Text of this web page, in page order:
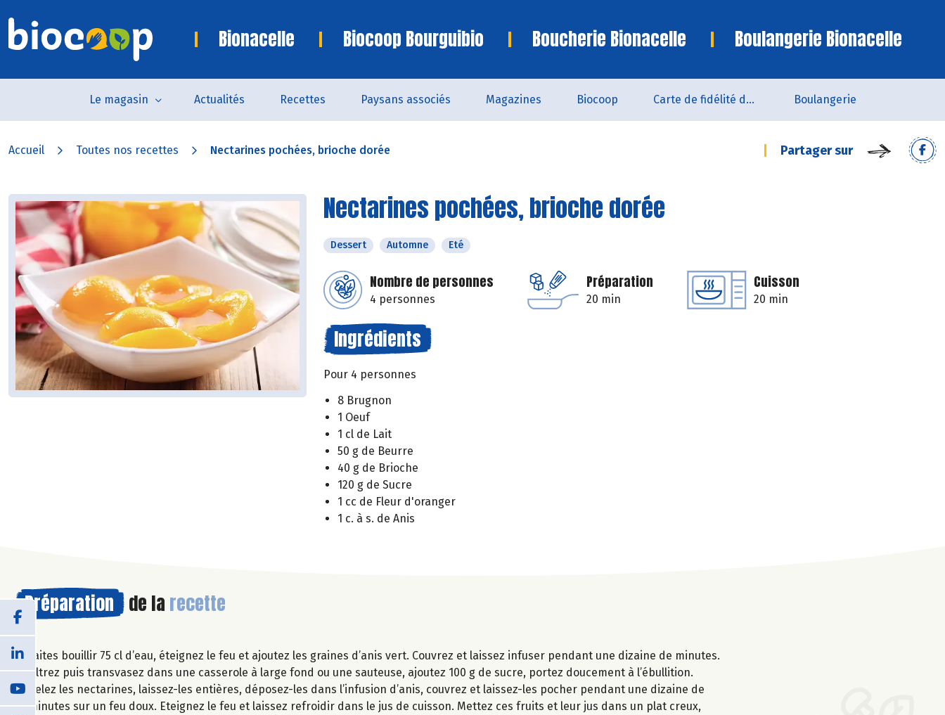
Bionacelle Biocoop Bourguibio Boucherie Bionacelle Boulangerie Bionacelle
Le magasin Actualités Recettes Paysans associés Magazines Biocoop Carte de fidélité du magasin Boulangerie
Accueil Toutes nos recettes Nectarines pochées, brioche dorée Partager sur
Nectarines pochées, brioche dorée
Dessert Automne Eté
Nombre de personnes
4 personnes
Préparation
20 min
Cuisson
20 min
Ingrédients
Pour 4 personnes
8 Brugnon
1 Oeuf
1 cl de Lait
50 g de Beurre
40 g de Brioche
120 g de Sucre
1 cc de Fleur d'oranger
1 c. à s. de Anis
Préparation de la recette
Faites bouillir 75 cl d’eau, éteignez le feu et ajoutez les graines d’anis vert. Couvrez et laissez infuser pendant une dizaine de minutes.
Filtrez puis transvasez dans une casserole à large fond ou une sauteuse, ajoutez 100 g de sucre, portez doucement à l’ébullition.
Pelez les nectarines, laissez-les entières, déposez-les dans l’infusion d’anis, couvrez et laissez-les pocher pendant une dizaine de
minutes sur un feu doux. Eteignez le feu et laissez refroidir dans le jus de cuisson. Mettez ces fruits et leur jus dans un plat creux,